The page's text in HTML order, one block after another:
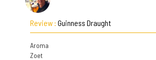
Review : Guinness Draught
Aroma
Zoet